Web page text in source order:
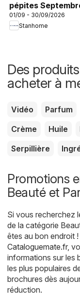
pépites
2026
01/09 - 30/09/2026
Stanhome
Des
acheter à
Vidéo Parfum
Crème
Huile
Serpillière
Promotions
Beauté et
Si vous recherchez
de la catégorie
êtes au bon endroit
Cataloguemate.fr,
informations sur les
les plus populaires
brochures dès
réduction.